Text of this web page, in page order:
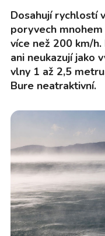
Dosahují rychlostí
poryvech
více než 200 km/
ani neukazují jako
vlny 1 až 2,5
Bure neatraktivní.